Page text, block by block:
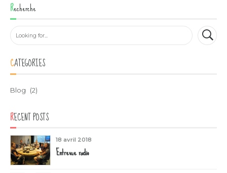
Recherche
CATEGORIES
Blog (2)
RECENT POSTS
18 avril 2018
Entrevue radio